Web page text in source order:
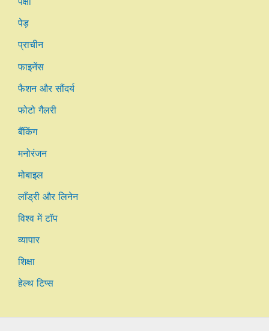
पेड़
प्राचीन
फाइनेंस
फैशन और सौंदर्य
फोटो गैलरी
बैंकिंग
मनोरंजन
मोबाइल
लाँड्री और लिनेन
विश्व में टॉप
व्यापार
शिक्षा
हेल्थ टिप्स